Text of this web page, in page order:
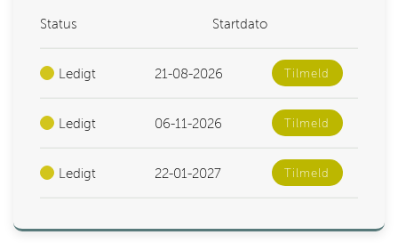
Status Startdato
Ledigt 21-08-2026 Tilmeld
Ledigt 06-11-2026 Tilmeld
Ledigt 22-01-2027 Tilmeld